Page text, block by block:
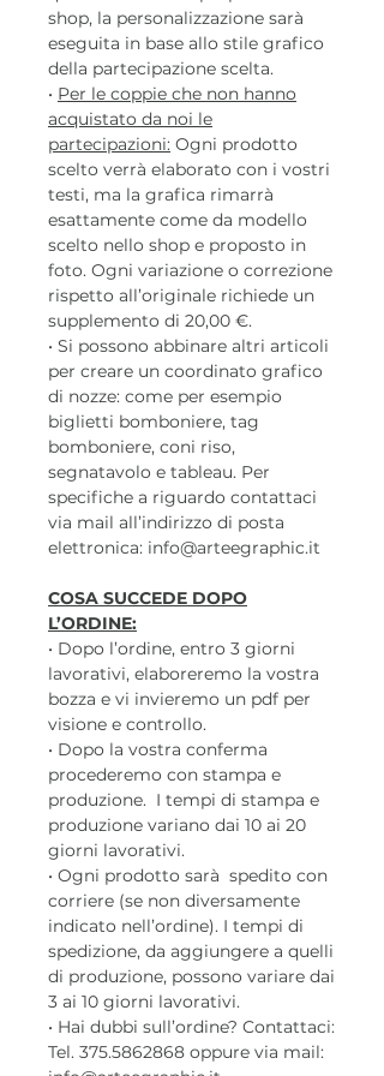
shop, la personalizzazione sarà
eseguita in base allo stile grafico
della partecipazione scelta.
• Per le coppie che non hanno
acquistato da noi le
partecipazioni: Ogni prodotto
scelto verrà elaborato con i vostri
testi, ma la grafica rimarrà
esattamente come da modello
scelto nello shop e proposto in
foto. Ogni variazione o correzione
rispetto all’originale richiede un
supplemento di 20,00 €.
• Si possono abbinare altri articoli
per creare un coordinato grafico
di nozze: come per esempio
biglietti bomboniere, tag
bomboniere, coni riso,
segnatavolo e tableau. Per
specifiche a riguardo contattaci
via mail all’indirizzo di posta
elettronica: info@arteegraphic.it
COSA SUCCEDE DOPO
L’ORDINE:
• Dopo l’ordine, entro 3 giorni
lavorativi, elaboreremo la vostra
bozza e vi invieremo un pdf per
visione e controllo.
• Dopo la vostra conferma
procederemo con stampa e
produzione. I tempi di stampa e
produzione variano dai 10 ai 20
giorni lavorativi.
• Ogni prodotto sarà spedito con
corriere (se non diversamente
indicato nell’ordine). I tempi di
spedizione, da aggiungere a quelli
di produzione, possono variare dai
3 ai 10 giorni lavorativi.
• Hai dubbi sull’ordine? Contattaci:
Tel. 375.5862868 oppure via mail: